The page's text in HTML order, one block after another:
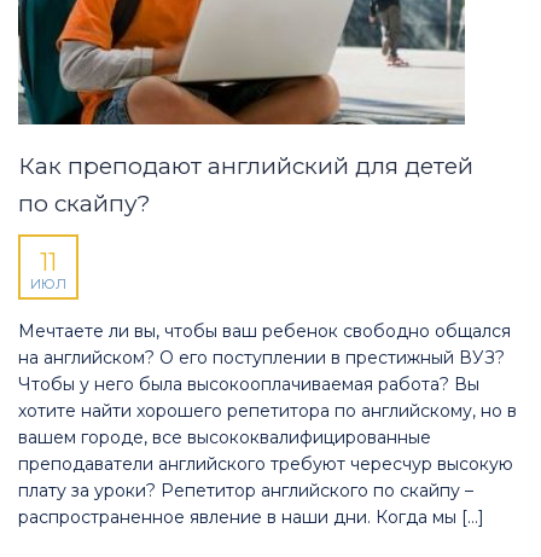
Как преподают английский для детей
по скайпу?
11
ИЮЛ
Мечтаете ли вы, чтобы ваш ребенок свободно общался
на английском? О его поступлении в престижный ВУЗ?
Чтобы у него была высокооплачиваемая работа? Вы
хотите найти хорошего репетитора по английскому, но в
вашем городе, все высококвалифицированные
преподаватели английского требуют чересчур высокую
плату за уроки? Репетитор английского по скайпу –
распространенное явление в наши дни. Когда мы […]